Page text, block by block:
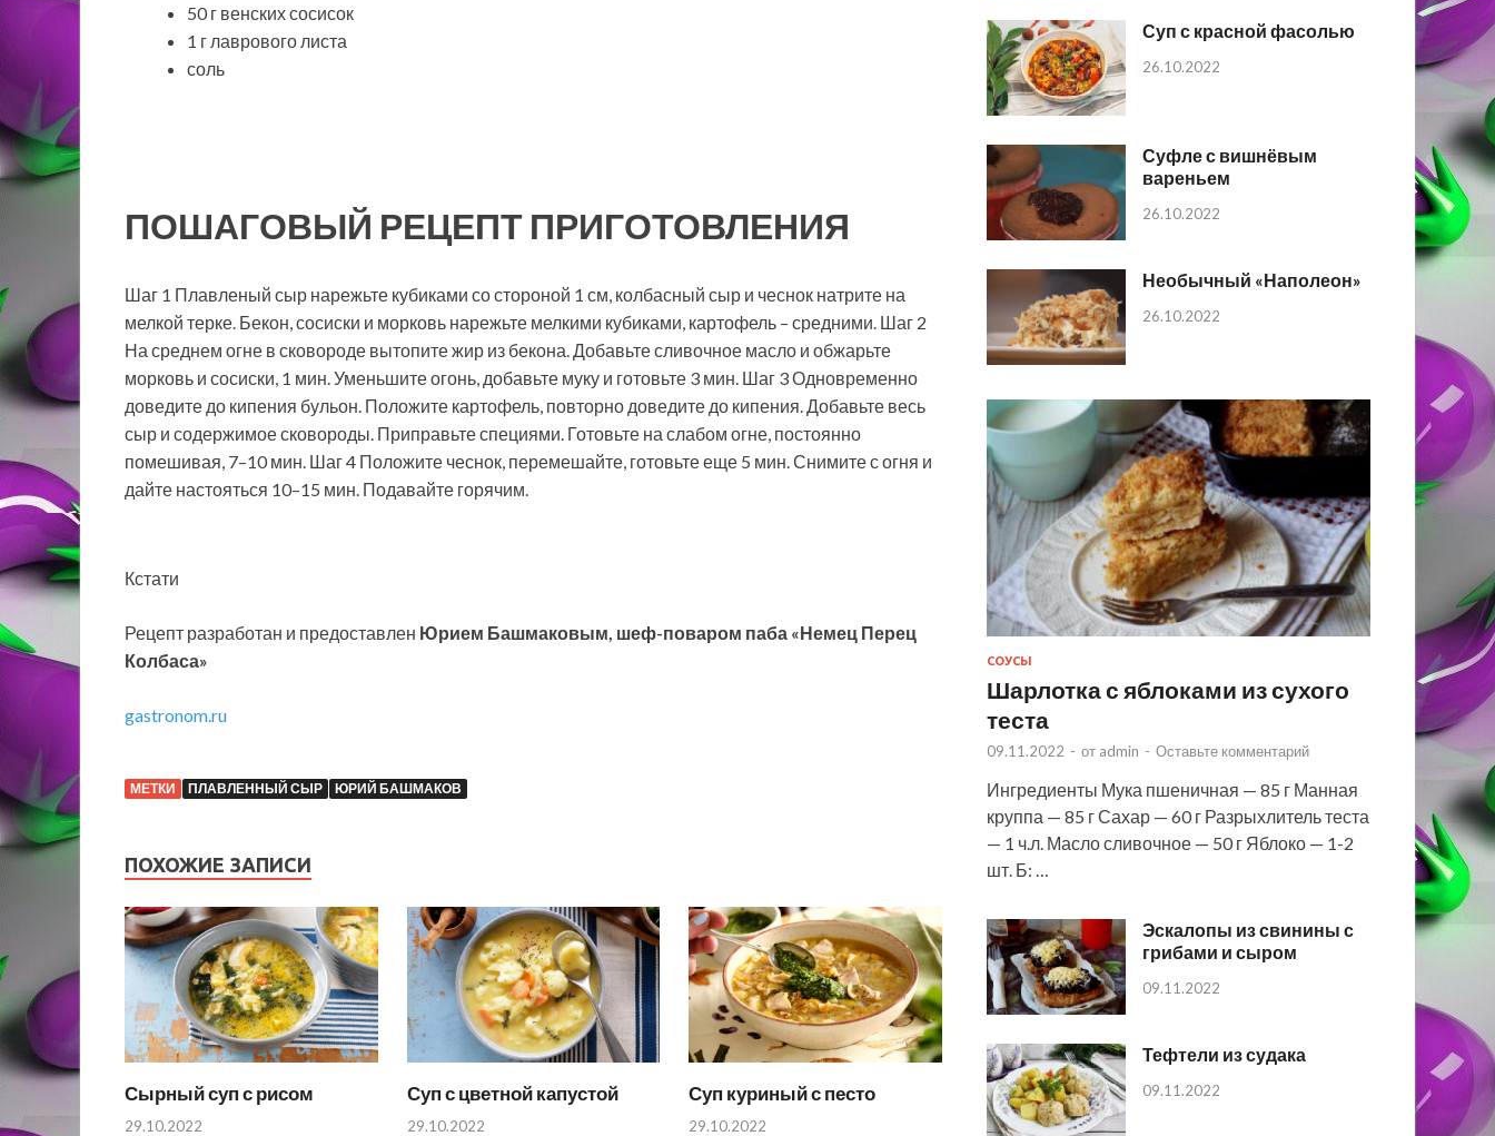
50 г венских сосисок
1 г лаврового листа
соль
ПОШАГОВЫЙ РЕЦЕПТ ПРИГОТОВЛЕНИЯ
Шаг 1 Плавленый сыр нарежьте кубиками со стороной 1 см, колбасный сыр и чеснок натрите на
мелкой терке. Бекон, сосиски и морковь нарежьте мелкими кубиками, картофель – средними. Шаг 2
На среднем огне в сковороде вытопите жир из бекона. Добавьте сливочное масло и обжарьте
морковь и сосиски, 1 мин. Уменьшите огонь, добавьте муку и готовьте 3 мин. Шаг 3 Одновременно
доведите до кипения бульон. Положите картофель, повторно доведите до кипения. Добавьте весь
сыр и содержимое сковороды. Приправьте специями. Готовьте на слабом огне, постоянно
помешивая, 7–10 мин. Шаг 4 Положите чеснок, перемешайте, готовьте еще 5 мин. Снимите с огня и
дайте настояться 10–15 мин. Подавайте горячим.
Кстати
Рецепт разработан и предоставлен Юрием Башмаковым, шеф-поваром паба «Немец Перец
Колбаса»
gastronom.ru
МЕТКИ ПЛАВЛЕННЫЙ СЫР ЮРИЙ БАШМАКОВ
ПОХОЖИЕ ЗАПИСИ
Сырный суп с рисом
29.10.2022
Суп с цветной капустой
29.10.2022
Суп куриный с песто
29.10.2022
Суп с красной фасолью
26.10.2022
Суфле с вишнёвым
вареньем
26.10.2022
Необычный «Наполеон»
26.10.2022
СОУСЫ
Шарлотка с яблоками из сухого
теста
09.11.2022 - от admin - Оставьте комментарий
Ингредиенты Мука пшеничная — 85 г Манная
круппа — 85 г Сахар — 60 г Разрыхлитель теста
— 1 ч.л. Масло сливочное — 50 г Яблоко — 1-2
шт. Б: …
Эскалопы из свинины с
грибами и сыром
09.11.2022
Тефтели из судака
09.11.2022